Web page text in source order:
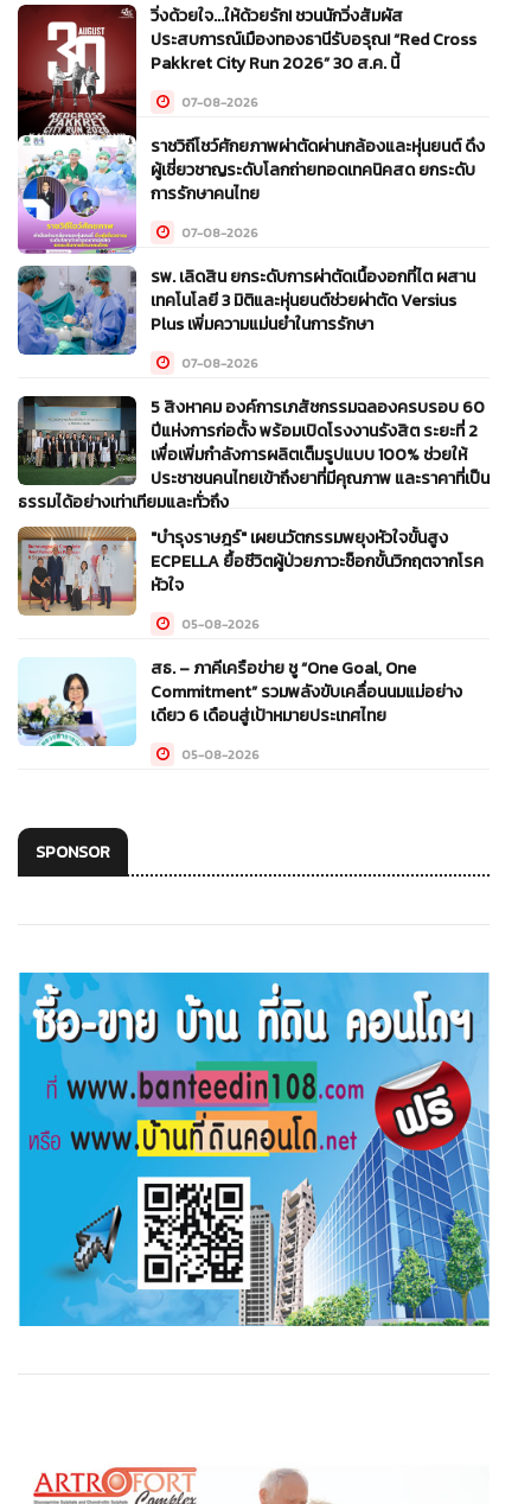
วิ่งด้วยใจ...ให้ด้วยรัก! ชวนนักวิ่งสัมผัส
ประสบการณ์เมืองทองธานีรับอรุณ! “Red Cross
Pakkret City Run 2026” 30 ส.ค. นี้
07-08-2026
ราชวิถีโชว์ศักยภาพผ่าตัดผ่านกล้องและหุ่นยนต์ ดึง
ผู้เชี่ยวชาญระดับโลกถ่ายทอดเทคนิคสด ยกระดับ
การรักษาคนไทย
07-08-2026
รพ. เลิดสิน ยกระดับการผ่าตัดเนื้องอกที่ไต ผสาน
เทคโนโลยี 3 มิติและหุ่นยนต์ช่วยผ่าตัด Versius
Plus เพิ่มความแม่นยำในการรักษา
07-08-2026
5 สิงหาคม องค์การเภสัชกรรมฉลองครบรอบ 60
ปีแห่งการก่อตั้ง พร้อมเปิดโรงงานรังสิต ระยะที่ 2
เพื่อเพิ่มกำลังการผลิตเต็มรูปแบบ 100% ช่วยให้
ประชาชนคนไทยเข้าถึงยาที่มีคุณภาพ และราคาที่เป็น
ธรรมได้อย่างเท่าเทียมและทั่วถึง
05-08-2026
"บำรุงราษฎร์" เผยนวัตกรรมพยุงหัวใจขั้นสูง
ECPELLA ยื้อชีวิตผู้ป่วยภาวะช็อกขั้นวิกฤตจากโรค
หัวใจ
05-08-2026
สธ. – ภาคีเครือข่าย ชู “One Goal, One
Commitment” รวมพลังขับเคลื่อนนมแม่อย่าง
เดียว 6 เดือนสู่เป้าหมายประเทศไทย
05-08-2026
SPONSOR